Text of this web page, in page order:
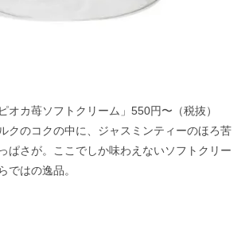
オカ苺ソフトクリーム」550円〜（税抜）
クのコクの中に、ジャスミンティーのほろ苦
ぱさが。ここでしか味わえないソフトクリー
ではの逸品。